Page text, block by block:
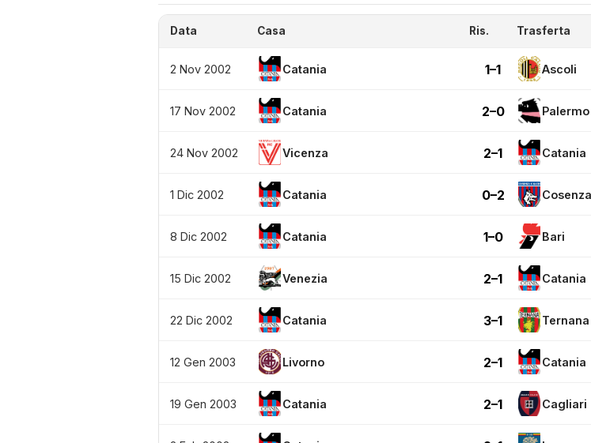
Data Casa Ris. Trasferta
2 Nov 2002 Catania 1–1 Ascoli
17 Nov 2002 Catania 2–0 Palermo
24 Nov 2002 Vicenza 2–1 Catania
1 Dic 2002 Catania 0–2 Cosenza
8 Dic 2002 Catania 1–0 Bari
15 Dic 2002 Venezia 2–1 Catania
22 Dic 2002 Catania 3–1 Ternana
12 Gen 2003 Livorno 2–1 Catania
19 Gen 2003 Catania 2–1 Cagliari